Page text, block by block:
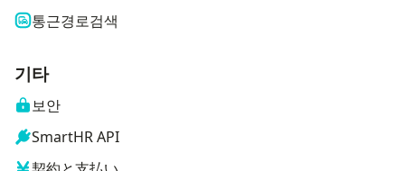
통근경로검색
기타
보안
SmartHR API